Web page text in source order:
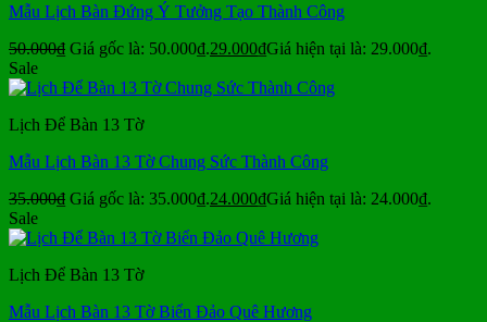
Mẫu Lịch Bàn Đứng Ý Tưởng Tạo Thành Công
50.000₫ Giá gốc là: 50.000₫.29.000₫Giá hiện tại là: 29.000₫.
Sale
Lịch Để Bàn 13 Tờ
Mẫu Lịch Bàn 13 Tờ Chung Sức Thành Công
35.000₫ Giá gốc là: 35.000₫.24.000₫Giá hiện tại là: 24.000₫.
Sale
Lịch Để Bàn 13 Tờ
Mẫu Lịch Bàn 13 Tờ Biển Đảo Quê Hương